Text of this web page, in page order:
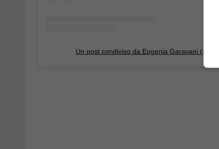
Un post condiviso da Eugenia Garavani